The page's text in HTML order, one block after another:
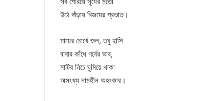
উঠে দাঁড়ায় বিজয়ের প্রভাত।
মায়ের চোখে জল, তবু হাসি
বাবার কাঁধে গর্বের ভার,
মাটির নিচে ঘুমিয়ে থাকা
অসংখ্য নামহীন অহংকার।